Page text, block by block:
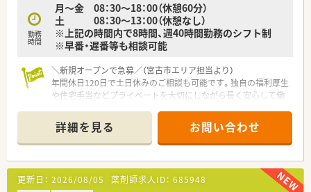
勤務
時間
月～金 08：30～18：00（休憩60分）
土 08：30～13：00（休憩なし）
※上記の時間内で8時間、週40時間勤務のシフト制
※早番・遅番等も相談可能
＼新規オープンで急募／（宮古市エリア担当より）
年間休日120日で土日休みのご相談も可能です。独自の福利厚生
や住宅手当などプライベートを大切にしながら長く安心して働
＊------------------------------------------＊
【店舗情報と応需状況について】
■最寄り駅の宮古駅から徒歩10分という通勤に便利な好立地に
位置しており日々の通勤負担が少なく通いやすい環境です。
■近隣医療機関から内科や泌尿器科および神経内科などの処方
詳細を見る お問い合わせ
更新日： 2026/08/05 薬剤師求人ID： 685948